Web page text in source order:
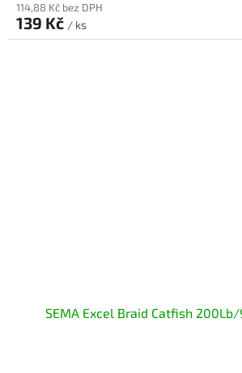
114,88 Kč bez DPH
139 Kč / ks
SEMA Excel Braid Catfish